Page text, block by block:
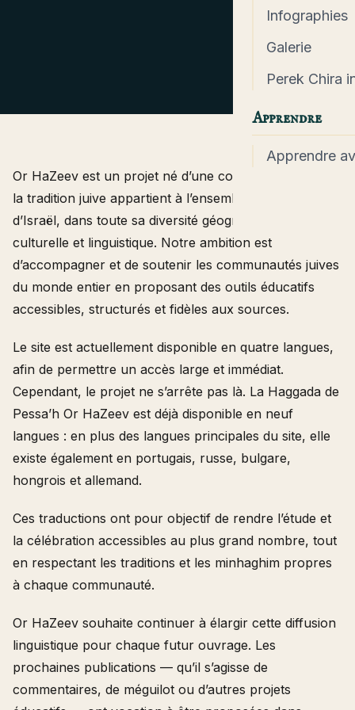
Infographies
Galerie
Perek Chira
Apprendre
Apprendre
Or HaZeev est un projet né d’une conviction simple :
la tradition juive appartient à l’ensemble du peuple
d’Israël, dans toute sa diversité géographique,
culturelle et linguistique. Notre ambition est
d’accompagner et de soutenir les communautés juives
du monde entier en proposant des outils éducatifs
accessibles, structurés et fidèles aux sources.
Le site est actuellement disponible en quatre langues,
afin de permettre un accès large et immédiat.
Cependant, le projet ne s’arrête pas là. La Haggada de
Pessa’h Or HaZeev est déjà disponible en neuf
langues : en plus des langues principales du site, elle
existe également en portugais, russe, bulgare,
hongrois et allemand.
Ces traductions ont pour objectif de rendre l’étude et
la célébration accessibles au plus grand nombre, tout
en respectant les traditions et les minhaghim propres
à chaque communauté.
Or HaZeev souhaite continuer à élargir cette diffusion
linguistique pour chaque futur ouvrage. Les
prochaines publications — qu’il s’agisse de
commentaires, de méguilot ou d’autres projets